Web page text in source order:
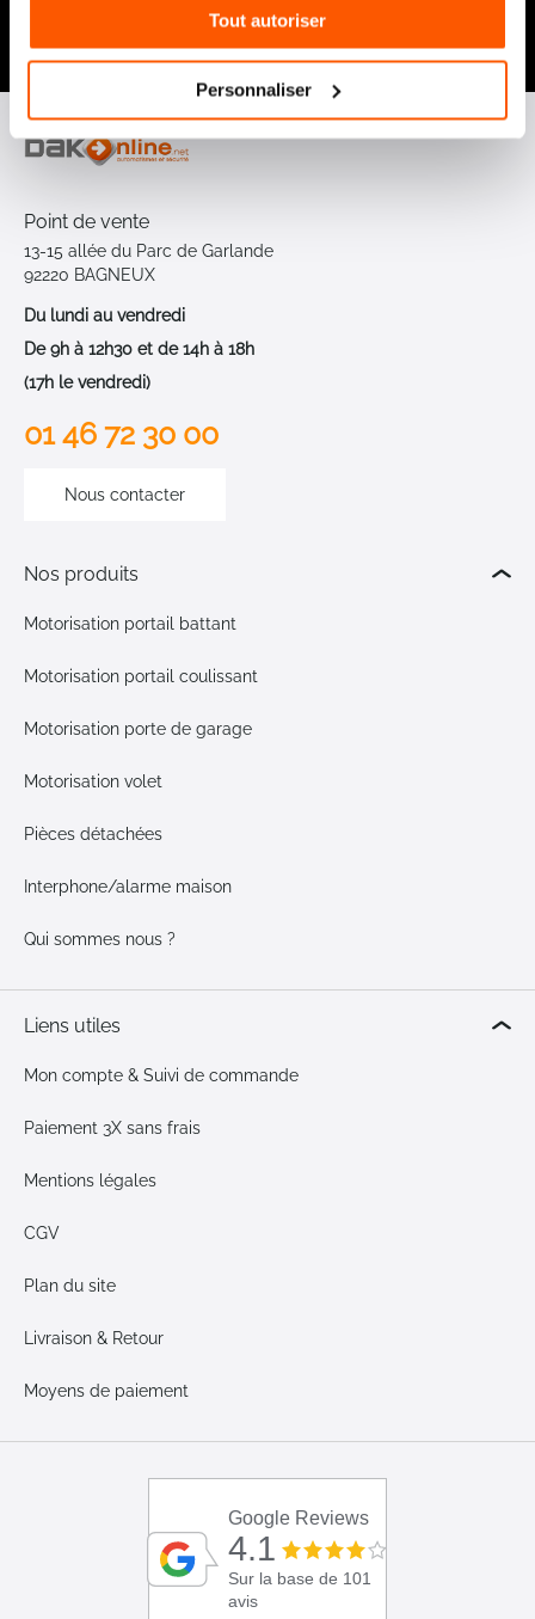
Tout autoriser
Personnaliser
Envoyer
Point de vente
13-15 allée du Parc de Garlande
92220 BAGNEUX
Du lundi au vendredi
De 9h à 12h30 et de 14h à 18h
(17h le vendredi)
01 46 72 30 00
Nous contacter
Nos produits
Motorisation portail battant
Motorisation portail coulissant
Motorisation porte de garage
Motorisation volet
Pièces détachées
Interphone/alarme maison
Qui sommes nous ?
Liens utiles
Mon compte & Suivi de commande
Paiement 3X sans frais
Mentions légales
CGV
Plan du site
Livraison & Retour
Moyens de paiement
Google Reviews
4.1
Sur la base de 101
avis